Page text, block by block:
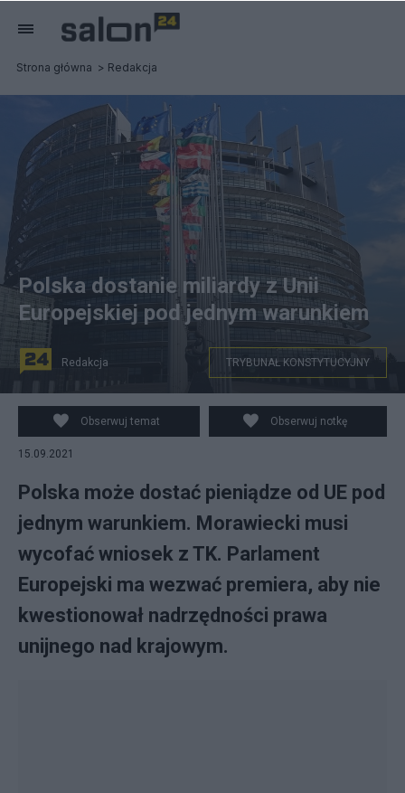
Strona główna Redakcja
Pixabay
Polska dostanie miliardy z Unii
Europejskiej pod jednym warunkiem
Redakcja TRYBUNAŁ KONSTYTUCYJNY
Obserwuj temat Obserwuj notkę
15.09.2021
Polska może dostać pieniądze od UE pod
jednym warunkiem. Morawiecki musi
wycofać wniosek z TK. Parlament
Europejski ma wezwać premiera, aby nie
kwestionował nadrzędności prawa
unijnego nad krajowym.